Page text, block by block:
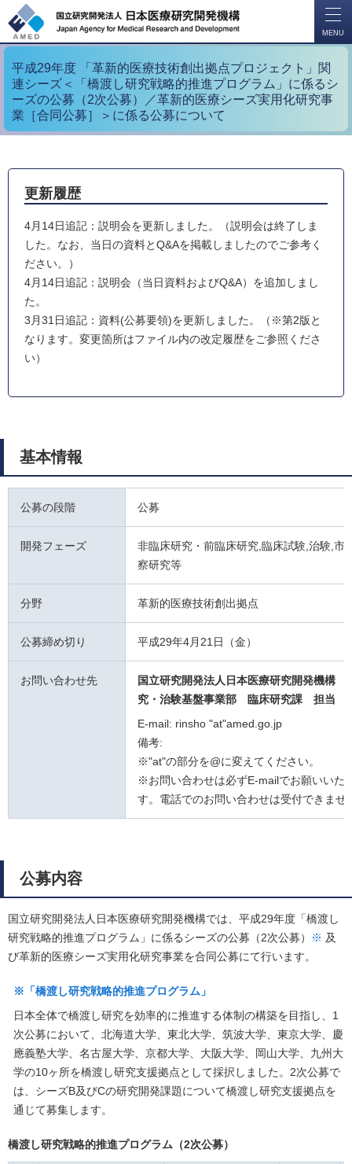
MENU
平成29年度 「革新的医療技術創出拠点プロジェクト」関
連シーズ＜「橋渡し研究戦略的推進プログラム」に係るシ
ーズの公募（2次公募）／革新的医療シーズ実用化研究事
業［合同公募］＞に係る公募について
更新履歴
4月14日追記：説明会を更新しました。（説明会は終了しま
した。なお、当日の資料とQ&Aを掲載しましたのでご参考く
ださい。）
4月14日追記：説明会（当日資料およびQ&A）を追加しまし
た。
3月31日追記：資料(公募要領)を更新しました。（※第2版と
なります。変更箇所はファイル内の改定履歴をご参照くださ
い）
基本情報
公募の段階 公募
開発フェーズ
非臨床研究・前臨床研究,臨床試験,治験,市
察研究等
分野 革新的医療技術創出拠点
公募締め切り 平成29年4月21日（金）
お問い合わせ先
国立研究開発法人日本医療研究開発機構
究・治験基盤事業部 臨床研究課
担当
E-mail: rinsho "at"amed.go.jp
備考:
※"at"の部分を@に変えてください。
※お問い合わせは必ずE-mailでお願いいた
す。電話でのお問い合わせは受付できませ
公募内容
国立研究開発法人日本医療研究開発機構では、平成29年度「橋渡し
研究戦略的推進プログラム」に係るシーズの公募（2次公募）
※ 及
び革新的医療シーズ実用化研究事業を合同公募にて行います。
※「橋渡し研究戦略的推進プログラム」
日本全体で橋渡し研究を効率的に推進する体制の構築を目指し、1
次公募において、北海道大学、東北大学、筑波大学、東京大学、慶
應義塾大学、名古屋大学、京都大学、大阪大学、岡山大学、九州大
学の10ヶ所を橋渡し研究支援拠点として採択しました。2次公募で
は、シーズB及びCの研究開発課題について橋渡し研究支援拠点を
通じて募集します。
橋渡し研究戦略的推進プログラム（2次公募）